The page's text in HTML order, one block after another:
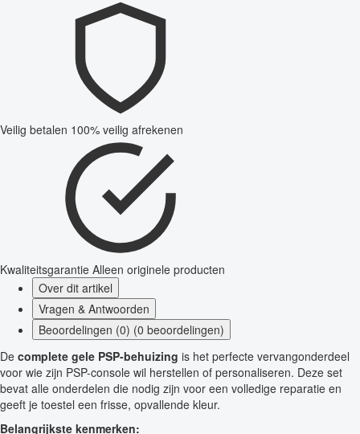
Veilig betalen 100% veilig afrekenen
Kwaliteitsgarantie Alleen originele producten
Over dit artikel
Vragen & Antwoorden
Beoordelingen (0) (0 beoordelingen)
De complete gele PSP-behuizing is het perfecte vervangonderdeel
voor wie zijn PSP-console wil herstellen of personaliseren. Deze set
bevat alle onderdelen die nodig zijn voor een volledige reparatie en
geeft je toestel een frisse, opvallende kleur.
Belangrijkste kenmerken: